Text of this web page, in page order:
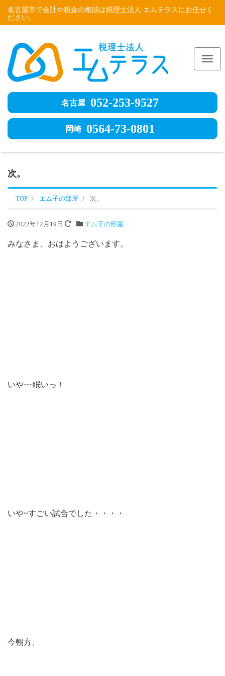
名古屋市で会計や税金の相談は税理士法人 エムテラスにお任せく
ださい。
名古屋 052-253-9527
岡崎 0564-73-0801
次。
TOP エム子の部屋 次。
2022年12月19日 エム子の部屋
みなさま、おはようございます。
いや~~眠いっ！
いや~すごい試合でした・・・・
今朝方、